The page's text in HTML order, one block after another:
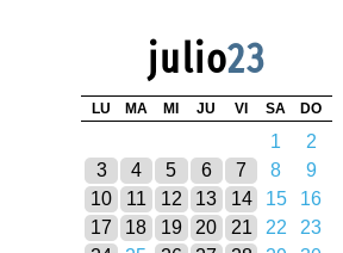
julio23
LU MA MI JU VI SA DO
1
2
3
4 5 6 7 8
9
10
11 12 13 14 15
16
17
18 19 20 21 22
23